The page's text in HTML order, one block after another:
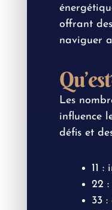
offrant
naviguer
Les
influence
défis et
11
22
33